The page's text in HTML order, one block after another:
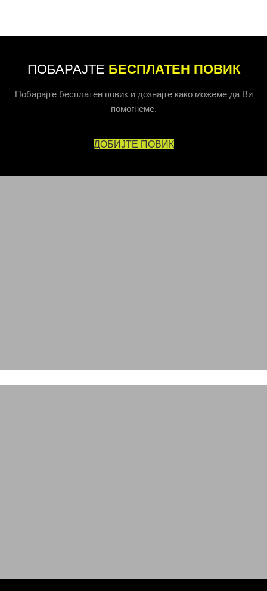
ПОБАРАЈТЕ БЕСПЛАТЕН ПОВИК
Побарајте бесплатен повик и дознајте како можеме да Ви
помогнеме.
ДОБИЈТЕ ПОВИК